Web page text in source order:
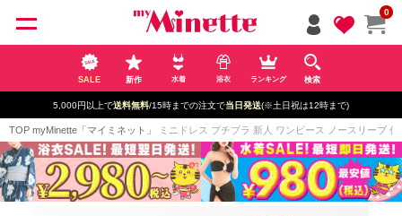
0
SALE 新作 水着 浴衣 ランキング 検索
5,000円以上で送料無料/15時までの注文で当日発送(※土日祝は12時まで)
TOP myMinette「マイミネット」 ミニドレス プチプラ 新人 ワンピース ノースリーブ
ペー
ジト
ップ